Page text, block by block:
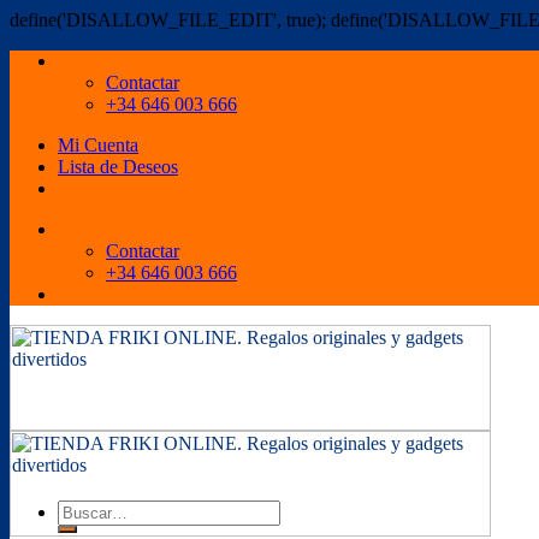
define('DISALLOW_FILE_EDIT', true);
Contactar
+34 646 003 666
Mi Cuenta
Lista de Deseos
Contactar
+34 646 003 666
Buscar
por: